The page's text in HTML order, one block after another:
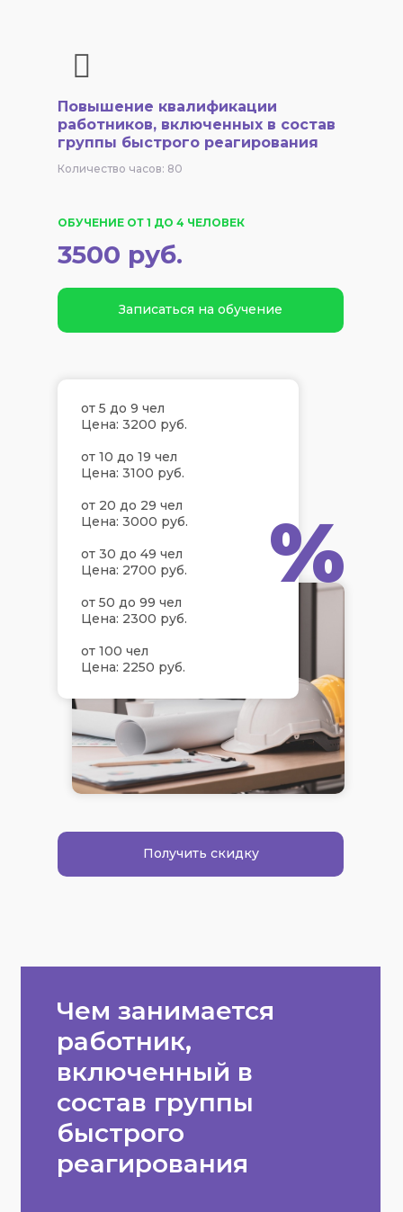
Повышение квалификации
работников, включенных в состав
группы быстрого реагирования
Количество часов: 80
Записаться на обучение
ОБУЧЕНИЕ ОТ 1 ДО 4 ЧЕЛОВЕК
3500 руб.
от 5 до 9 чел
Цена: 3200 руб.
от 10 до 19 чел
Цена: 3100 руб.
от 20 до 29 чел
Цена: 3000 руб.
от 30 до 49 чел
Цена: 2700 руб.
от 50 до 99 чел
Цена: 2300 руб.
от 100 чел
Цена: 2250 руб.
Получить скидку
%
Чем занимается
работник,
включенный в
состав группы
быстрого
реагирования